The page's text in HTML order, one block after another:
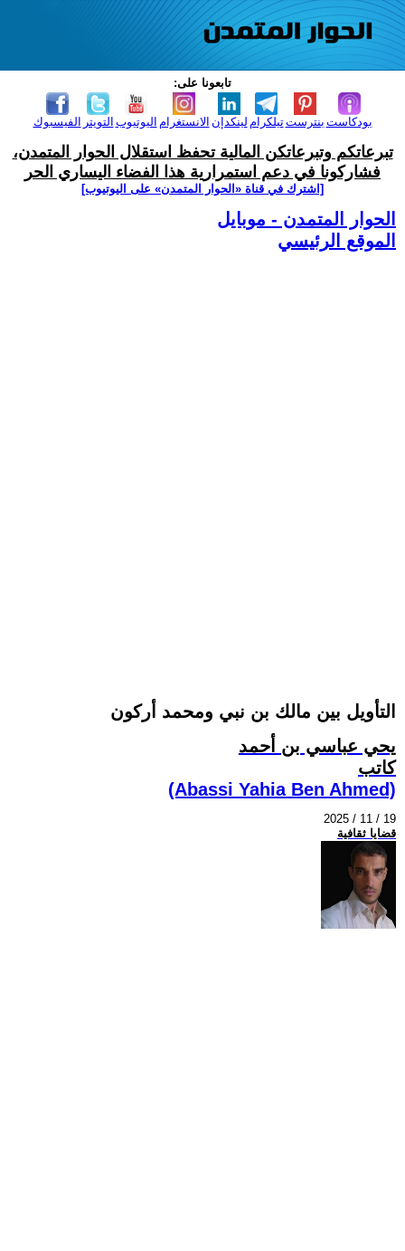
تابعونا على:
الفيسبوك التويتر اليوتيوب الانستغرام لينكدإن تيلكرامبنترست بودكاست
تبرعاتكم وتبرعاتكن المالية تحفظ استقلال الحوار المتمدن،
فشاركونا في دعم استمرارية هذا الفضاء اليساري الحر
[اشترك في قناة ‫«الحوار المتمدن» على اليوتيوب]
الحوار المتمدن - موبايل
الموقع الرئيسي
التأويل بين مالك بن نبي ومحمد أركون
يحي عباسي بن أحمد
كاتب
(Abassi Yahia Ben Ahmed)
2025 / 11 / 19
قضايا ثقافية